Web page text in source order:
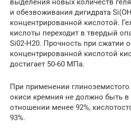
выделения новых количеств
и обезвоживания дигидрата
концентрированной кислотой.
кислоты переходит в твердый
Si02-H20. Прочность при сжатии
концентрированной кислотой
достигает 50-60 МПа.
При применении
окиси кремния не должно быть
отношении менее 92%,
93%.